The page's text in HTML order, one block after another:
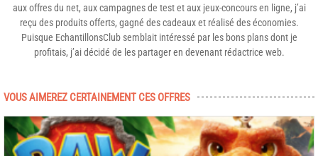
aux offres du net, aux campagnes de test et aux jeux-concours en ligne, j’ai
reçu des produits offerts, gagné des cadeaux et réalisé des économies.
Puisque EchantillonsClub semblait intéressé par les bons plans dont je
profitais, j’ai décidé de les partager en devenant rédactrice web.
VOUS AIMEREZ CERTAINEMENT CES OFFRES